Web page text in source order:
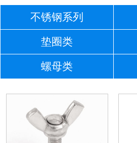
不锈钢系列
垫圈类
螺母类